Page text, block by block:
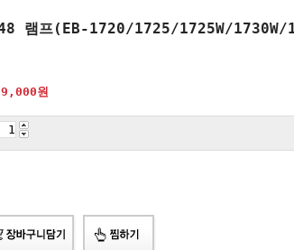
램프(EB-1720/1725/1725W/1730W/
원